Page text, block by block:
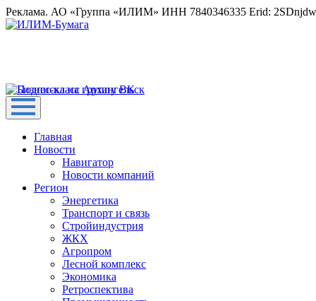
Реклама. АО «Группа «ИЛИМ» ИНН 7840346335 Erid:
Главная
Новости
Навигатор
Новости компаний
Регион
Энергетика
Транспорт и связь
Стройиндустрия
ЖКХ
Агропром
Лесной комплекс
Экономика
Ретроспектива